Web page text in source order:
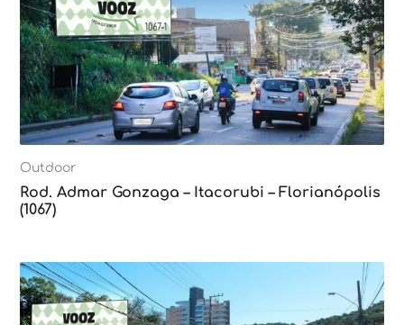
Outdoor
Rod. Admar Gonzaga – Itacorubi – Florianópolis
(1067)